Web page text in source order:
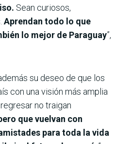
Sean curiosos,
Aprendan todo lo que
lo mejor de Paraguay”,
su deseo de que los
con una visión más amplia
no traigan
que vuelvan con
para toda la vida